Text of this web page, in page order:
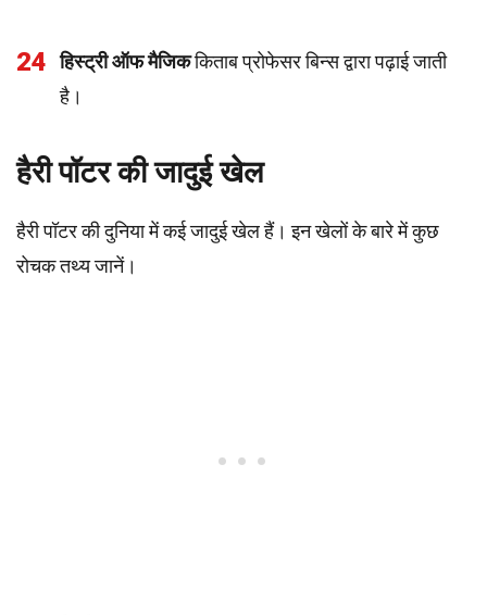
24 हिस्ट्री ऑफ मैजिककिताब प्रोफेसर बिन्स द्वारा पढ़ाई जाती
है।
हैरी पॉटर की जादुई खेल
हैरी पॉटर की दुनिया में कई जादुई खेल हैं। इन खेलों के बारे में कुछ
रोचक तथ्य जानें।